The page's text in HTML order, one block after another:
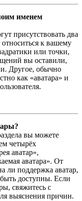
именем
присутствовать два
к вашему
или точки,
вы оставили,
Другое, обычно
как «аватара» и
вы можете
четырёх
аватар»,
аватара». От
ли поддержка аватар,
доступны. Если
свяжитесь с
выяснения причин.